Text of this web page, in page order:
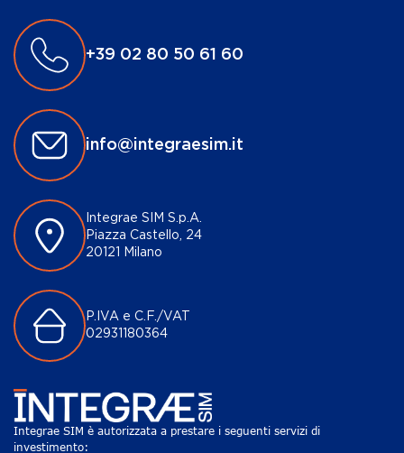
+39 02 80 50 61 60
info@integraesim.it
Integrae SIM S.p.A.
Piazza Castello, 24
20121 Milano
P.IVA e C.F./VAT
02931180364
Integrae SIM è autorizzata a prestare i seguenti servizi di
investimento: